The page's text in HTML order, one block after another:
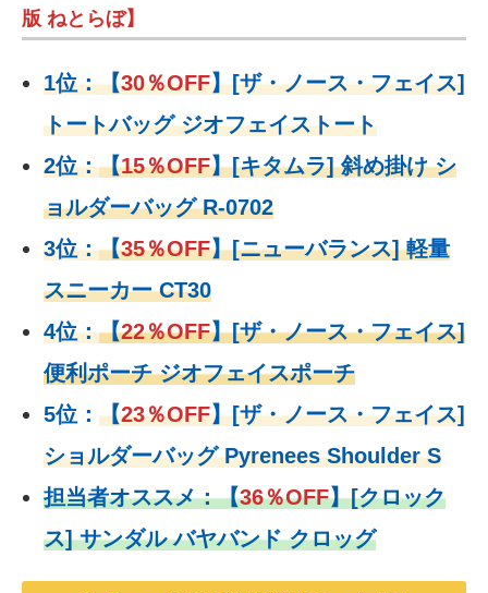
版 ねとらぼ】
1位：【30％OFF】[ザ・ノース・フェイス]
トートバッグ ジオフェイストート
2位：【15％OFF】[キタムラ] 斜め掛け シ
ョルダーバッグ R-0702
3位：【35％OFF】[ニューバランス] 軽量
スニーカー CT30
4位：【22％OFF】[ザ・ノース・フェイス]
便利ポーチ ジオフェイスポーチ
5位： 【23％OFF】[ザ・ノース・フェイス]
ショルダーバッグ Pyrenees Shoulder S
担当者オススメ：【36％OFF】[クロック
ス] サンダル バヤバンド クロッグ